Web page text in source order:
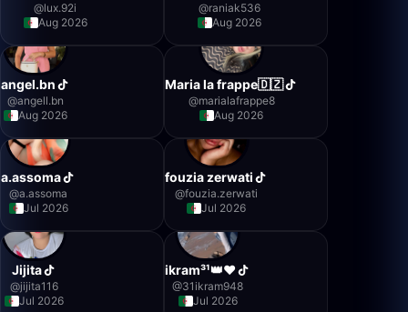
@lux.92i
Aug 2026
@raniak536
Aug 2026
angel.bn
@angell.bn
Aug 2026
Maria la frappe🇩🇿
@marialafrappe8
Aug 2026
a.assoma
@a.assoma
Jul 2026
fouzia zerwati
@fouzia.zerwati
Jul 2026
Jijita
@jijita116
Jul 2026
ikram³¹👑♥️
@31ikram948
Jul 2026